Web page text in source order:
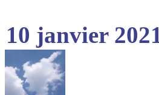
10 janvier 2021